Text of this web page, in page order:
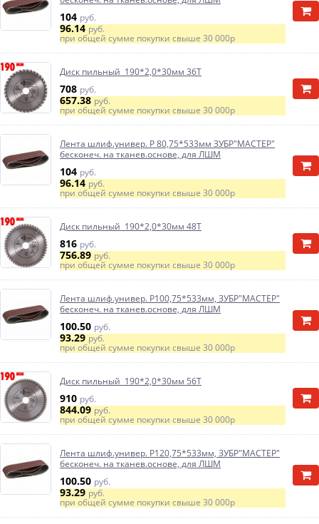
104 руб.
96.14руб.
при общей сумме покупки свыше 30 000р
Диск пильный 190*2,0*30мм 36Т
708 руб.
657.38руб.
при общей сумме покупки свыше 30 000р
Лента шлиф.универ. Р 80,75*533мм ЗУБР"МАСТЕР"
бесконеч. на тканев.основе, для ЛШМ
104 руб.
96.14руб.
при общей сумме покупки свыше 30 000р
Диск пильный 190*2,0*30мм 48Т
816 руб.
756.89руб.
при общей сумме покупки свыше 30 000р
Лента шлиф.универ. Р100,75*533мм, ЗУБР"МАСТЕР"
бесконеч. на тканев.основе, для ЛШМ
100.50 руб.
93.29руб.
при общей сумме покупки свыше 30 000р
Диск пильный 190*2,0*30мм 56Т
910 руб.
844.09руб.
при общей сумме покупки свыше 30 000р
Лента шлиф.универ. Р120,75*533мм, ЗУБР"МАСТЕР"
бесконеч. на тканев.основе, для ЛШМ
100.50 руб.
93.29руб.
при общей сумме покупки свыше 30 000р